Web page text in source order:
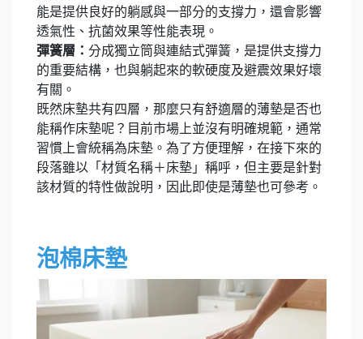
能是提供良好的躺感與一部分的支撐力，還會影響
透氣性、抗菌效果等性能表現。
彈簧層： 分成獨立筒與連結式彈簧，是提供支撐力
的重要結構，也與躺起來的軟硬度及避震效果好壞
有關。
既然床墊共有四層，那麼只有舒適層的薄墊是否也
能稱作床墊呢？目前市場上並沒有明確規範，通常
習慣上會統稱為床墊。為了方便理解，在接下來的
段落雖以「材質名稱＋床墊」稱呼，但主要是針對
該材質的特性做說明，因此即使是薄墊也可參考。
泡棉床墊